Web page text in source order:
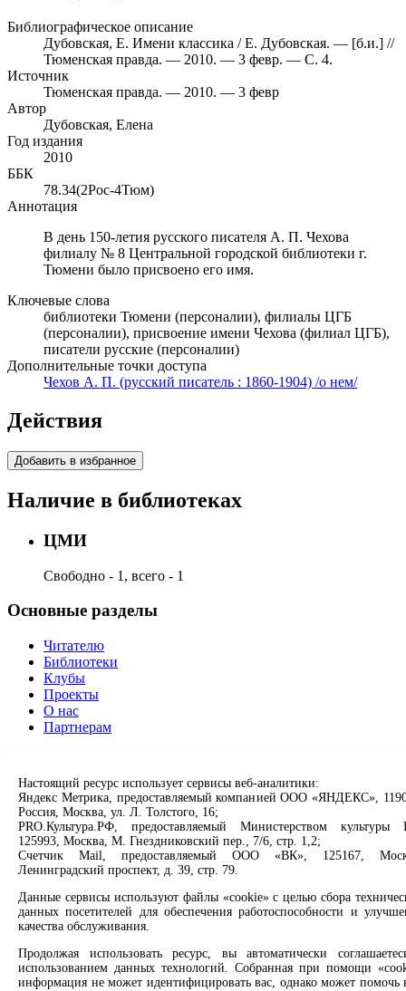
Библиографическое описание
Дубовская, Е. Имени классика / Е. Дубовская. — [б.и.] //
Тюменская правда. — 2010. — 3 февр. — С. 4.
Источник
Тюменская правда. — 2010. — 3 февр
Автор
Дубовская, Елена
Год издания
2010
ББК
78.34(2Рос-4Тюм)
Аннотация
В день 150-летия русского писателя А. П. Чехова
филиалу № 8 Центральной городской библиотеки г.
Тюмени было присвоено его имя.
Ключевые слова
библиотеки Тюмени (персоналии), филиалы ЦГБ
(персоналии), присвоение имени Чехова (филиал ЦГБ),
писатели русские (персоналии)
Дополнительные точки доступа
Чехов А. П. (русский писатель : 1860-1904) /о нем/
Действия
Добавить в избранное
Наличие в библиотеках
ЦМИ
Свободно - 1, всего - 1
Основные разделы
Читателю
Библиотеки
Клубы
Проекты
О нас
Партнерам
Продлить книгу
Спроси библиотекаря
Спроси краеведа
Оцените качество услуг
Направить обращение директору
Соцсети
Вконтакте
Одноклассники
Max
Rutube
Настоящий ресурс использует сервисы веб-аналитики:
Яндекс Метрика, предоставляемый компанией ООО «ЯНДЕКС»,
Россия, Москва, ул. Л. Толстого, 16;
PRO.Культура.РФ, предоставляемый Министерством культуры
125993, Москва, М. Гнездниковский пер., 7/6, стр. 1,2;
Счетчик Mail, предоставляемый ООО «ВК», 125167,
Ленинградский проспект, д. 39, стр. 79.
Данные сервисы используют файлы «cookie» с целью сбора
данных посетителей для обеспечения работоспособности и
качества обслуживания.
Продолжая использовать ресурс, вы автоматически
использованием данных технологий. Собранная при помощи
информация не может идентифицировать вас, однако может помочь